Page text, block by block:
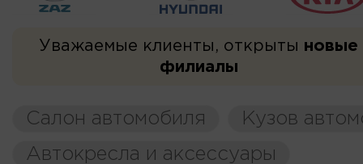
Уважаемые клиенты, открыты новые
филиалы
Салон автомобиля
Кузов
Автокресла и аксессуары